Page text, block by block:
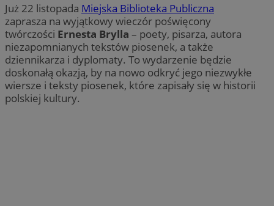
Już 22 listopada Miejska Biblioteka Publiczna
zaprasza na wyjątkowy wieczór poświęcony
twórczości Ernesta Brylla – poety, pisarza, autora
niezapomnianych tekstów piosenek, a także
dziennikarza i dyplomaty. To wydarzenie będzie
doskonałą okazją, by na nowo odkryć jego niezwykłe
wiersze i teksty piosenek, które zapisały się w historii
polskiej kultury.